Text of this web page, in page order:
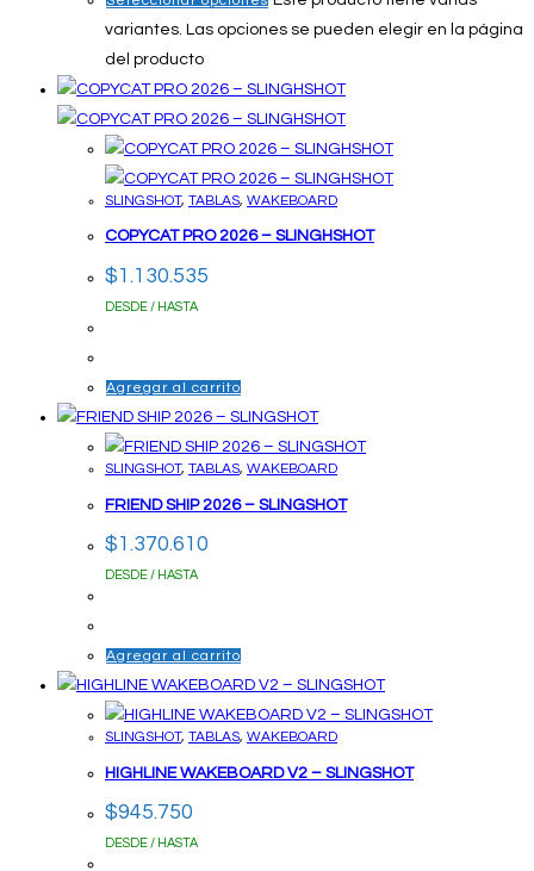
variantes. Las opciones se pueden elegir en la página
del producto
SLINGSHOT, TABLAS, WAKEBOARD
COPYCAT PRO 2026 – SLINGHSHOT
$1.130.535
DESDE / HASTA
Agregar al carrito
SLINGSHOT, TABLAS, WAKEBOARD
FRIEND SHIP 2026 – SLINGSHOT
$1.370.610
DESDE / HASTA
Agregar al carrito
SLINGSHOT, TABLAS, WAKEBOARD
HIGHLINE WAKEBOARD V2 – SLINGSHOT
$945.750
DESDE / HASTA